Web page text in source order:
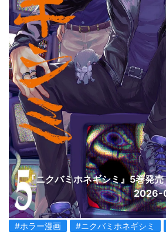
『ニクバミホネギシミ』5巻発売
2026-
#ホラー漫画 #ニクバミホネギシミ